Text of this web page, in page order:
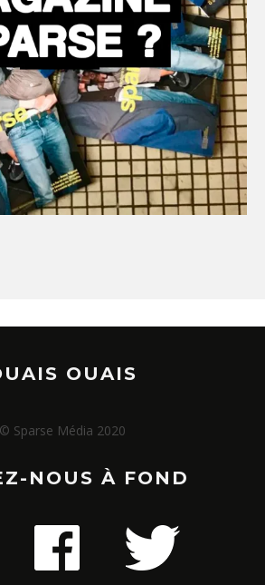
OUAIS
© Sparse Média 2020
NOUS À FOND